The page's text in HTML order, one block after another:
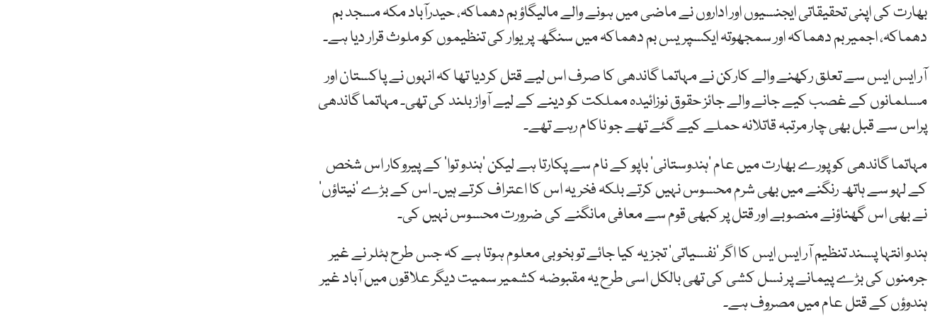
بھارت کی اپنی تحقیقاتی ایجنسیوں اور اداروں نے ماضی میں ہونے والے مالیگاؤ بم دھماکہ، حیدرآباد مکہ مسجد بم
دھماکہ، اجمیر بم دھماکہ اور سمجھوتہ ایکسپریس بم دھماکہ میں سنگھ پریوار کی تنظیموں کو ملوث قرار دیا ہے۔
آر ایس ایس سے تعلق رکھنے والے کارکن نے مہاتما گاندھی کا صرف اس لیے قتل کردیا تھا کہ انہوں نے پاکستان اور
مسلمانوں کے غصب کیے جانے والے جائز حقوق نوزائیدہ مملکت کو دینے کے لیے آواز بلند کی تھی۔ مہاتما گاندھی
پراس سے قبل بھی چار مرتبہ قاتلانہ حملے کیے گئے تھے جو ناکام رہے تھے۔
مہاتما گاندھی کو پورے بھارت میں عام ’ہندوستانی‘ باپو کے نام سے پکارتا ہے لیکن ’ہندو توا‘ کے پیروکار اس شخص
کے لہو سے ہاتھ رنگنے میں بھی شرم محسوس نہیں کرتے بلکہ فخریہ اس کا اعتراف کرتے ہیں۔ اس کے بڑے ’نیتاؤں‘
نے بھی اس گھناؤنے منصوبے اور قتل پر کبھی قوم سے معافی مانگنے کی ضرورت محسوس نہیں کی۔
ہندو انتہا پسند تنظیم آر ایس ایس کا اگر ’نفسیاتی‘ تجزیہ کیا جائے تو بخوبی معلوم ہوتا ہے کہ جس طرح ہٹلر نے غیر
جرمنوں کی بڑے پیمانے پر نسل کشی کی تھی بالکل اسی طرح یہ مقبوضہ کشمیر سمیت دیگر علاقوں میں آباد غیر
ہندوؤں کے قتل عام میں مصروف ہے۔